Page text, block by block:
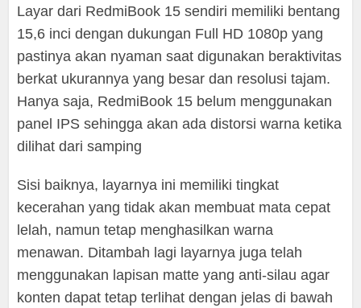
Layar dari RedmiBook 15 sendiri memiliki bentang
15,6 inci dengan dukungan Full HD 1080p yang
pastinya akan nyaman saat digunakan beraktivitas
berkat ukurannya yang besar dan resolusi tajam.
Hanya saja, RedmiBook 15 belum menggunakan
panel IPS sehingga akan ada distorsi warna ketika
dilihat dari samping
Sisi baiknya, layarnya ini memiliki tingkat
kecerahan yang tidak akan membuat mata cepat
lelah, namun tetap menghasilkan warna
menawan. Ditambah lagi layarnya juga telah
menggunakan lapisan matte yang anti-silau agar
konten dapat tetap terlihat dengan jelas di bawah